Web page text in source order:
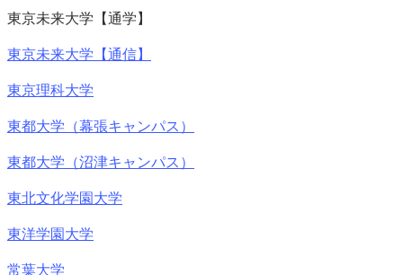
東京未来大学【通学】
東京未来大学【通信】
東京理科大学
東都大学（幕張キャンパス）
東都大学（沼津キャンパス）
東北文化学園大学
東洋学園大学
常葉大学